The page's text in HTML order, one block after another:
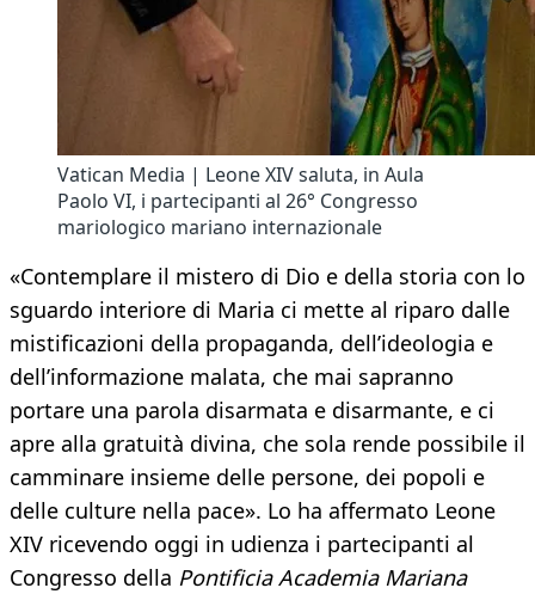
Vatican Media | Leone XIV saluta, in Aula
Paolo VI, i partecipanti al 26° Congresso
mariologico mariano internazionale
«Contemplare il mistero di Dio e della storia con lo
sguardo interiore di Maria ci mette al riparo dalle
mistificazioni della propaganda, dell’ideologia e
dell’informazione malata, che mai sapranno
portare una parola disarmata e disarmante, e ci
apre alla gratuità divina, che sola rende possibile il
camminare insieme delle persone, dei popoli e
delle culture nella pace». Lo ha affermato Leone
XIV ricevendo oggi in udienza i partecipanti al
Congresso della Pontificia Academia Mariana